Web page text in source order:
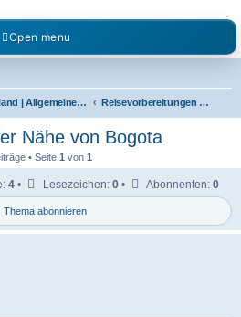
und Visum in Kolumbien und Venezuela.
im Kolumbienforum
Open menu
Festland | Allgemeine Fragen Reisevorbereitungen & Reiseerfahrungen
Nähe von Bogota
• Seite 1 von 1
Thema abonnieren
4 • Lesezeichen: 0 • Abonnenten: 0